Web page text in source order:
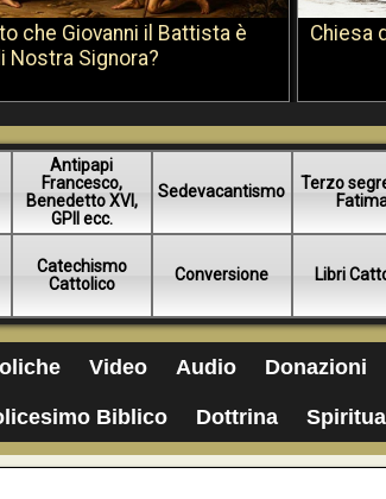
che Giovanni il Battista è
Nostra Signora?
Chiesa
Antipapi
Francesco,
Benedetto XVI,
GPII ecc.
Sedevacantismo
Terzo
Catechismo
Cattolico
Conversione Libri
Video Audio Donazioni
Biblico Dottrina